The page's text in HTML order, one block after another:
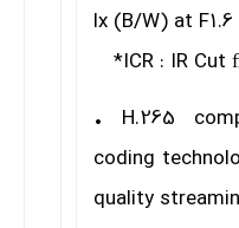
lx (B/W) at F1.6
*ICR : IR Cut
• H.265
coding
quality